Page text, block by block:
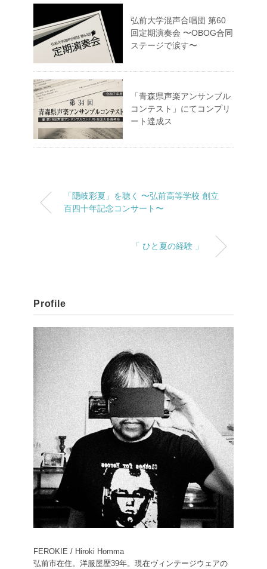
弘前大学混声合唱団 第60
回定期演奏会 〜OBOG合同
ステージで涙す〜
「青森県声楽アンサンブル
コンテスト」にてコンプリ
ート達成ス
「隠岐彩夏」を聴く 〜弘前高等学校 創立
百四十年記念コンサート〜
「 ひと夏の経験 」
Profile
FEROKIE / Hiroki Homma
弘前市在住。洋服屋歴39年。現在ヴィンテージウェアの